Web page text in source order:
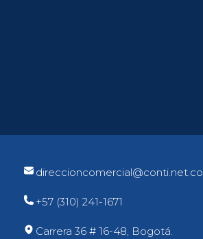
direccioncomercial@conti.net.co
+57 (310) 241-1671
Carrera 36 # 16-48, Bogotá.